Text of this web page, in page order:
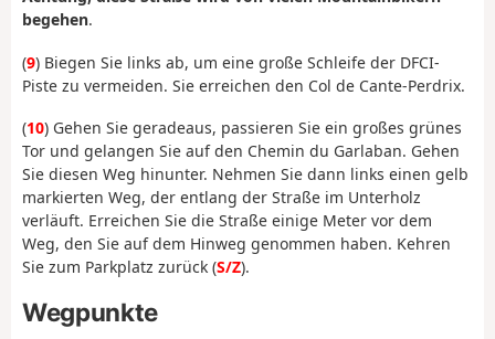
begehen.
(9) Biegen Sie links ab, um eine große Schleife der DFCI-
Piste zu vermeiden. Sie erreichen den Col de Cante-Perdrix.
(10) Gehen Sie geradeaus, passieren Sie ein großes grünes
Tor und gelangen Sie auf den Chemin du Garlaban. Gehen
Sie diesen Weg hinunter. Nehmen Sie dann links einen gelb
markierten Weg, der entlang der Straße im Unterholz
verläuft. Erreichen Sie die Straße einige Meter vor dem
Weg, den Sie auf dem Hinweg genommen haben. Kehren
Sie zum Parkplatz zurück (S/Z).
Wegpunkte